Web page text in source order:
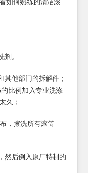
如何熟练的清洁滚
剂。
其他部门的拆解件；
比例加入专业洗涤
久；
，擦洗所有滚筒
然后倒入原厂特制的